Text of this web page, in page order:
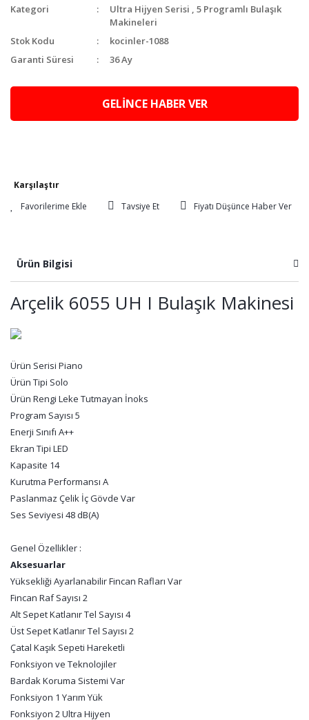
Kategori
Ultra Hijyen Serisi ,5 Programlı Bulaşık
Makineleri
Stok Kodu
kocinler-1088
Garanti Süresi
36 Ay
GELİNCE HABER VER
Karşılaştır
Tavsiye Et
Fiyatı Düşünce Haber Ver
Ürün Bilgisi
Arçelik 6055 UH I Bulaşık Makinesi
Ürün Serisi Piano
Ürün Tipi Solo
Ürün Rengi Leke Tutmayan İnoks
Program Sayısı 5
Enerji Sınıfı A++
Ekran Tipi LED
Kapasite 14
Kurutma Performansı A
Paslanmaz Çelik İç Gövde Var
Ses Seviyesi 48 dB(A)
Genel Özellikler :
Aksesuarlar
Yüksekliği Ayarlanabilir Fincan Rafları Var
Fincan Raf Sayısı 2
Alt Sepet Katlanır Tel Sayısı 4
Üst Sepet Katlanır Tel Sayısı 2
Çatal Kaşık Sepeti Hareketli
Fonksiyon ve Teknolojiler
Bardak Koruma Sistemi Var
Fonksiyon 1 Yarım Yük
Fonksiyon 2 Ultra Hijyen